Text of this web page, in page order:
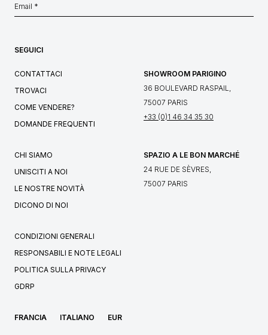
SEGUICI
CONTATTACI
TROVACI
COME VENDERE?
DOMANDE FREQUENTI
SHOWROOM PARIGINO
36 BOULEVARD RASPAIL,
75007 PARIS
+33 (0)1 46 34 35 30
CHI SIAMO
UNISCITI A NOI
LE NOSTRE NOVITÀ
DICONO DI NOI
SPAZIO A LE BON MARCHÉ
24 RUE DE SÈVRES,
75007 PARIS
CONDIZIONI GENERALI
RESPONSABILI E NOTE LEGALI
POLITICA SULLA PRIVACY
GDRP
FRANCIA ITALIANO EUR